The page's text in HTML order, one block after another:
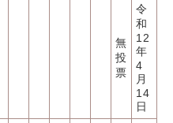
無
投
票
令
和
12
年
4
月
14
日